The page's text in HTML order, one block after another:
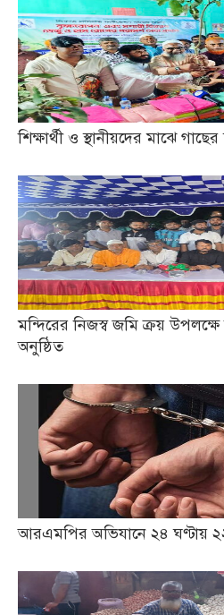
শিক্ষার্থী ও স্থানীয়দের মাঝে
মন্দিরের নিজস্ব জমি ক্রয়
অনুষ্ঠিত
আরএমপির অভিযানে ২৪ ঘণ্টায় ২২